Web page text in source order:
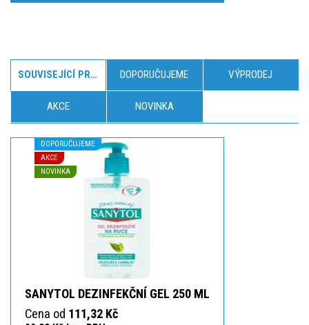
SOUVISEJÍCÍ PRODUKTY DOPORUČUJEME VÝPRODEJ
AKCE NOVINKA
DOPORUČUJEME
AKCE
NOVINKA
SANYTOL DEZINFEKČNÍ GEL 250 ML
Cena od 111,32 Kč